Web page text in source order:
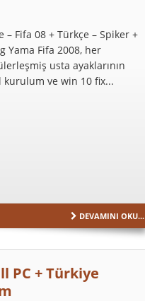
– Fifa 08 + Türkçe – Spiker +
Yama Fifa 2008, her
usta ayaklarının
ve win 10 fix...
DEVAMINI OKU...
PC + Türkiye